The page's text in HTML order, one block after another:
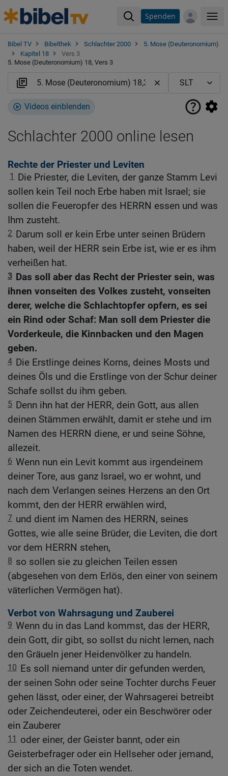
Spenden
Bibel TV Bibelthek Schlachter 2000
5. Mose (Deuteronomium)
Kapitel 18
Vers 3
5. Mose (Deuteronomium) 18, Vers 3
Videos einblenden
Schlachter 2000 online lesen
Rechte der Priester und Leviten
1
Die Priester, die Leviten, der ganze Stamm Levi
sollen kein Teil noch Erbe haben mit Israel; sie
sollen die Feueropfer des HERRN essen und was
Ihm zusteht.
2 Darum soll er kein Erbe unter seinen Brüdern
haben, weil der HERR sein Erbe ist, wie er es ihm
verheißen hat.
3 Das soll aber das Recht der Priester sein, was
ihnen vonseiten des Volkes zusteht, vonseiten
derer, welche die Schlachtopfer opfern, es sei
ein Rind oder Schaf: Man soll dem Priester die
Vorderkeule, die Kinnbacken und den Magen
geben.
4 Die Erstlinge deines Korns, deines Mosts und
deines Öls und die Erstlinge von der Schur deiner
Schafe sollst du ihm geben.
5 Denn ihn hat der HERR, dein Gott, aus allen
deinen Stämmen erwählt, damit er stehe und im
Namen des HERRN diene, er und seine Söhne,
allezeit.
6 Wenn nun ein Levit kommt aus irgendeinem
deiner Tore, aus ganz Israel, wo er wohnt, und
nach dem Verlangen seines Herzens an den Ort
kommt, den der HERR erwählen wird,
7 und dient im Namen des HERRN, seines
Gottes, wie alle seine Brüder, die Leviten, die dort
vor dem HERRN stehen,
8 so sollen sie zu gleichen Teilen essen
(abgesehen von dem Erlös, den einer von seinem
väterlichen Vermögen hat).
Verbot von Wahrsagung und Zauberei
9 Wenn du in das Land kommst, das der HERR,
dein Gott, dir gibt, so sollst du nicht lernen, nach
den Gräueln jener Heidenvölker zu handeln.
10 Es soll niemand unter dir gefunden werden,
der seinen Sohn oder seine Tochter durchs Feuer
gehen lässt, oder einer, der Wahrsagerei betreibt
oder Zeichendeuterei, oder ein Beschwörer oder
ein Zauberer
11
oder einer, der Geister bannt, oder ein
Geisterbefrager oder ein Hellseher oder jemand,
der sich an die Toten wendet.